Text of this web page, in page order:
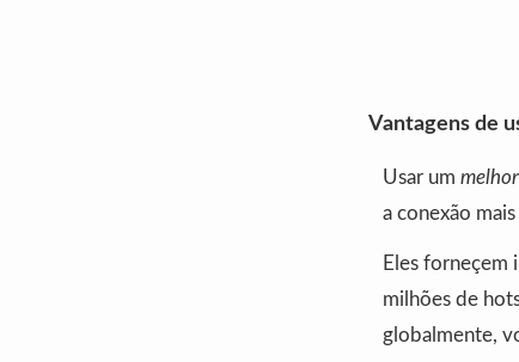
Vantagens de
Usar um
a conexão
Eles forneçem
milhões de
globalmente,